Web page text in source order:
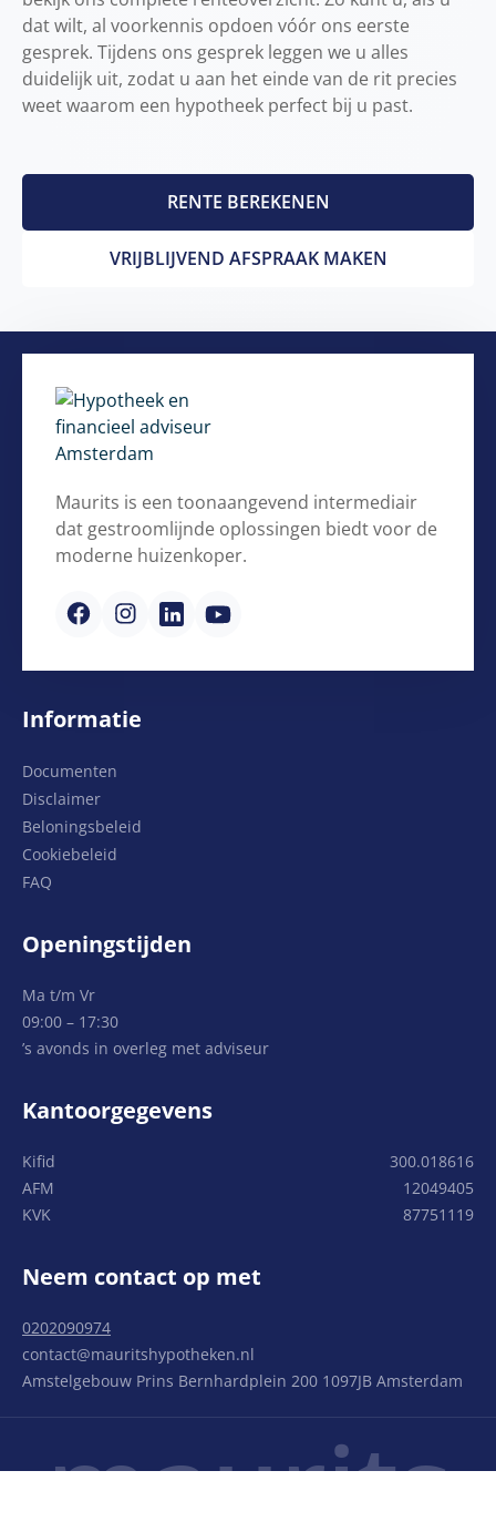
dat wilt, al voorkennis opdoen vóór ons eerste
gesprek. Tijdens ons gesprek leggen we u alles
duidelijk uit, zodat u aan het einde van de rit precies
weet waarom een ​​hypotheek perfect bij u past.
RENTE BEREKENEN
VRIJBLIJVEND AFSPRAAK MAKEN
Maurits is een toonaangevend intermediair
dat gestroomlijnde oplossingen biedt voor de
moderne huizenkoper.
Informatie
Documenten
Disclaimer
Beloningsbeleid
Cookiebeleid
FAQ
Openingstijden
Ma t/m Vr
09:00 – 17:30
’s avonds in overleg met adviseur
Kantoorgegevens
Kifid
300.018616
AFM
12049405
KVK
87751119
Neem contact op met
0202090974
contact@mauritshypotheken.nl
Amstelgebouw Prins Bernhardplein 200 1097JB Amsterdam
maurits